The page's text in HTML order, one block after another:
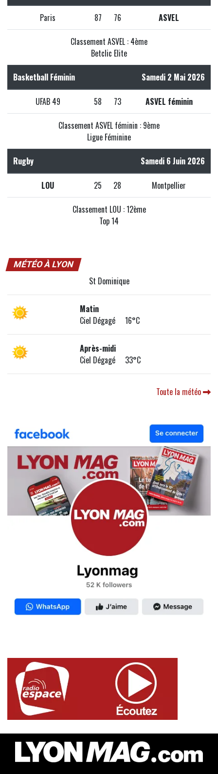
Paris 87 76 ASVEL
Classement ASVEL : 4ème
Betclic Elite
Basketball Féminin Samedi 2 Mai 2026
UFAB 49 58 73 ASVEL féminin
Classement ASVEL féminin : 9ème
Ligue Féminine
Rugby Samedi 6 Juin 2026
LOU 25 28 Montpellier
Classement LOU : 12ème
Top 14
MÉTÉO À LYON
St Dominique
Matin
Ciel Dégagé 16°C
Après-midi
Ciel Dégagé 33°C
Toute la météo